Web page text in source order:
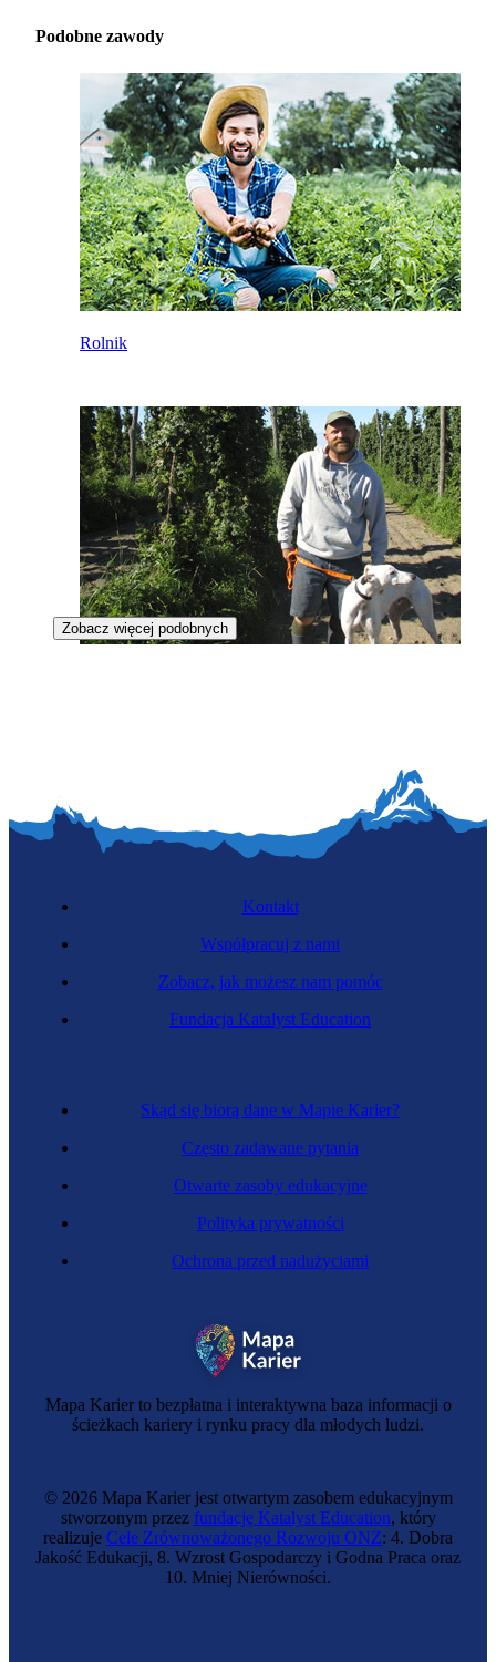
Podobne zawody
Rolnik
Zobacz więcej podobnych
Mapa Karier to bezpłatna i interaktywna baza informacji o
ścieżkach kariery i rynku pracy dla młodych ludzi.
Skąd się biorą dane w Mapie Karier?
Często zadawane pytania
Otwarte zasoby edukacyjne
Polityka prywatności
Ochrona przed nadużyciami
Kontakt
Współpracuj z nami
Zobacz, jak możesz nam pomóc
Fundacja Katalyst Education
© 2026 Mapa Karier jest otwartym zasobem edukacyjnym
stworzonym przez fundację Katalyst Education, który
realizuje Cele Zrównoważonego Rozwoju ONZ: 4. Dobra
Jakość Edukacji, 8. Wzrost Gospodarczy i Godna Praca oraz
10. Mniej Nierówności.